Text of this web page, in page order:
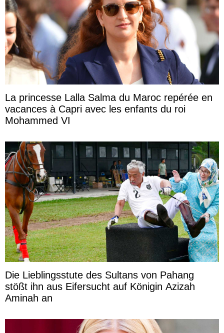
La princesse Lalla Salma du Maroc repérée en
vacances à Capri avec les enfants du roi
Mohammed VI
Die Lieblingsstute des Sultans von Pahang
stößt ihn aus Eifersucht auf Königin Azizah
Aminah an